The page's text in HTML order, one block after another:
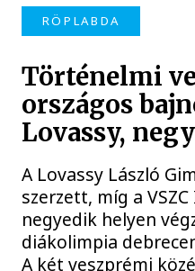
RÖPLABDA
Történelmi
országos
Lovassy,
A Lovassy László
szerzett, míg a
negyedik helyen
diákolimpia
A két veszprémi